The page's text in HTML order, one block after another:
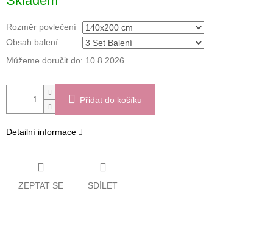
cena:
Rozměr povlečení
Obsah balení
Můžeme doručit do: 10.8.2026
Přidat do košíku
Detailní informace
ZEPTAT SE SDÍLET